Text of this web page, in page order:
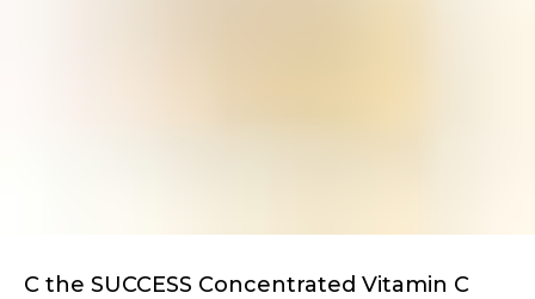
C the SUCCESS Concentrated Vitamin C